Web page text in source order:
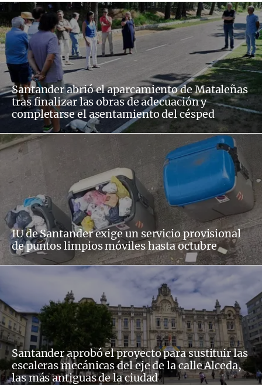
Santander abrió el aparcamiento de Mataleñas
tras finalizar las obras de adecuación y
completarse el asentamiento del césped
IU de Santander exige un servicio provisional
de puntos limpios móviles hasta octubre
Santander aprobó el proyecto para sustituir las
escaleras mecánicas del eje de la calle Alceda,
las más antiguas de la ciudad